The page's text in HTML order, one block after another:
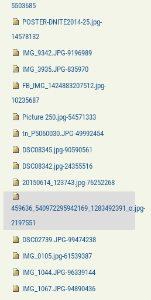
5503685
POSTER-DNITE2014-25.jpg-
14578132
IMG_9342.JPG-9196989
IMG_3935.JPG-835970
FB_IMG_1424883207512.jpg-
10235687
Picture 250.jpg-54571333
tn_P5060030.JPG-49992454
DSC08345.jpg-90590561
DSC08342.jpg-24355516
20150614_123743.jpg-76252268
459636_540972295942169_1283492391_o.jpg-
2197551
DSC02739.JPG-99474238
IMG_0105.jpg-61539387
IMG_1044.JPG-96339144
IMG_1067.JPG-94890436